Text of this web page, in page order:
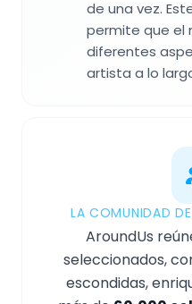
de una vez.
permite que el
diferentes
artista a lo
LA COMUNIDAD
AroundUs
seleccionados,
escondidas,